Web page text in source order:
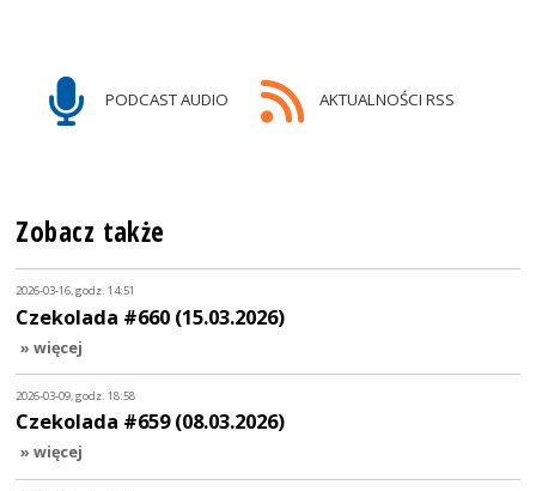
PODCAST AUDIO AKTUALNOŚCI RSS
Zobacz także
2026-03-16, godz. 14:51
Czekolada #660 (15.03.2026)
» więcej
2026-03-09, godz. 18:58
Czekolada #659 (08.03.2026)
» więcej